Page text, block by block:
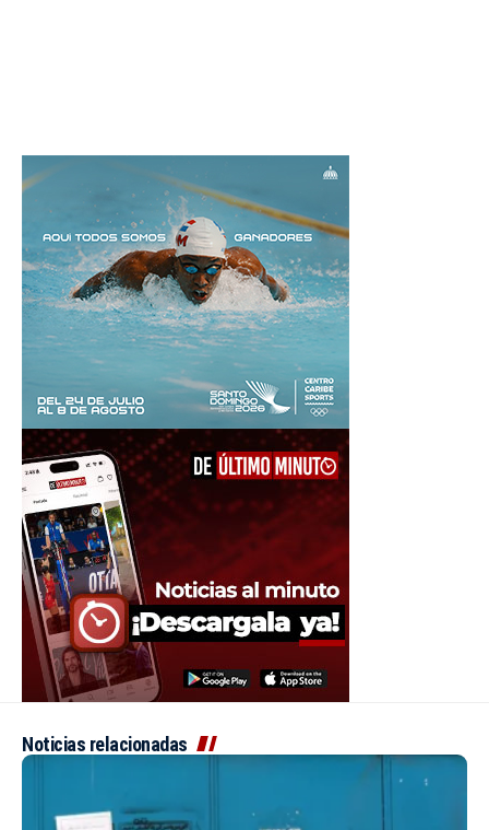
Noticias relacionadas